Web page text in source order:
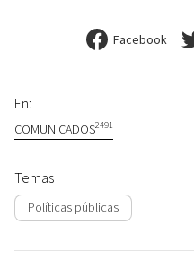
Facebook
En:
COMUNICADOS2491
Temas
Políticas públicas